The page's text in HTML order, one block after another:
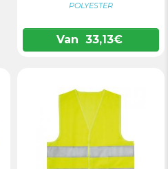
POLYESTER
Van 33,13€